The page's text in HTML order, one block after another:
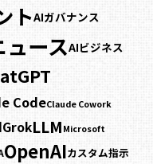
トAIガバナンス
ースAIビジネス
CodeClaude Cowork
GrokLLM Microsoft
OpenAIカスタム指示